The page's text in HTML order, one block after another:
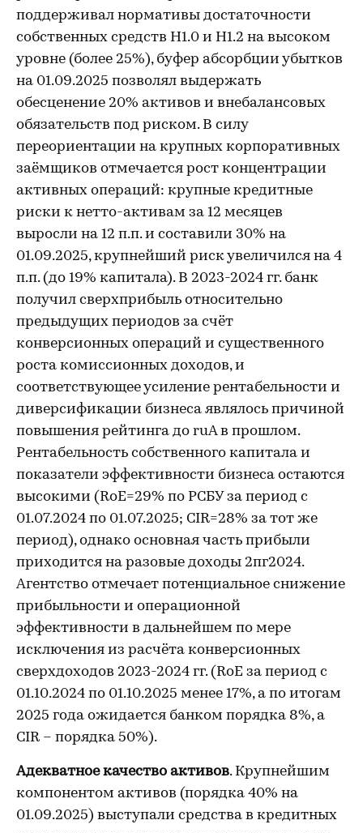
поддерживал нормативы достаточности
собственных средств Н1.0 и Н1.2 на высоком
уровне (более 25%), буфер абсорбции убытков
на 01.09.2025 позволял выдержать
обесценение 20% активов и внебалансовых
обязательств под риском. В силу
переориентации на крупных корпоративных
заёмщиков отмечается рост концентрации
активных операций: крупные кредитные
риски к нетто-активам за 12 месяцев
выросли на 12 п.п. и составили 30% на
01.09.2025, крупнейший риск увеличился на 4
п.п. (до 19% капитала). В 2023-2024 гг. банк
получил сверхприбыль относительно
предыдущих периодов за счёт
конверсионных операций и существенного
роста комиссионных доходов, и
соответствующее усиление рентабельности и
диверсификации бизнеса являлось причиной
повышения рейтинга до ruA в прошлом.
Рентабельность собственного капитала и
показатели эффективности бизнеса остаются
высокими (RoE=29% по РСБУ за период с
01.07.2024 по 01.07.2025; CIR=28% за тот же
период), однако основная часть прибыли
приходится на разовые доходы 2пг2024.
Агентство отмечает потенциальное снижение
прибыльности и операционной
эффективности в дальнейшем по мере
исключения из расчёта конверсионных
сверхдоходов 2023-2024 гг. (RoE за период с
01.10.2024 по 01.10.2025 менее 17%, а по итогам
2025 года ожидается банком порядка 8%, а
CIR – порядка 50%).
Адекватное качество активов. Крупнейшим
компонентом активов (порядка 40% на
01.09.2025) выступали средства в кредитных